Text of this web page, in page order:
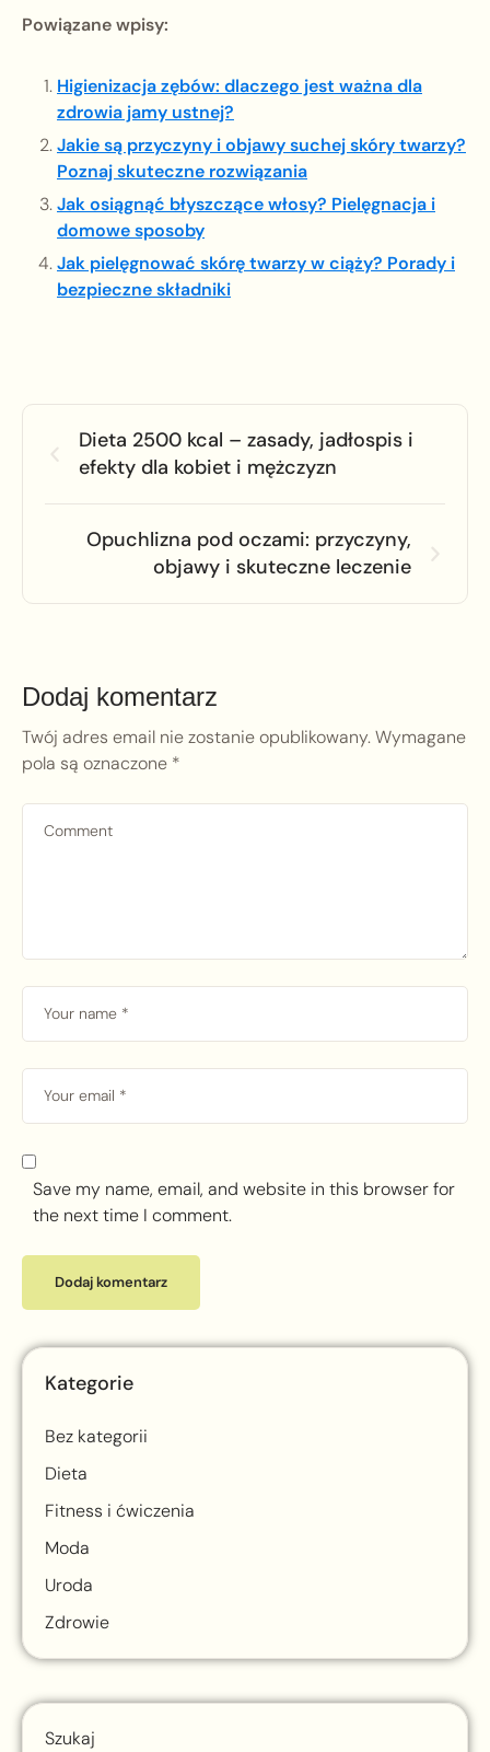
Powiązane wpisy:
Higienizacja zębów: dlaczego jest ważna dla
zdrowia jamy ustnej?
Jakie są przyczyny i objawy suchej skóry twarzy?
Poznaj skuteczne rozwiązania
Jak osiągnąć błyszczące włosy? Pielęgnacja i
domowe sposoby
Jak pielęgnować skórę twarzy w ciąży? Porady i
bezpieczne składniki
Dieta 2500 kcal – zasady, jadłospis i
efekty dla kobiet i mężczyzn
Opuchlizna pod oczami: przyczyny,
objawy i skuteczne leczenie
Dodaj komentarz
Twój adres email nie zostanie opublikowany.Wymagane
pola są oznaczone *
Save my name, email, and website in this browser for
the next time I comment.
Kategorie
Bez kategorii
Dieta
Fitness i ćwiczenia
Moda
Uroda
Zdrowie
Szukaj